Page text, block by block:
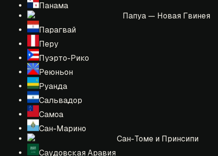
Панама
Папуа — Новая Гвинея
Парагвай
Перу
Пуэрто-Рико
Реюньон
Руанда
Сальвадор
Самоа
Сан-Марино
Сан-Томе и Принсипи
Саудовская Аравия